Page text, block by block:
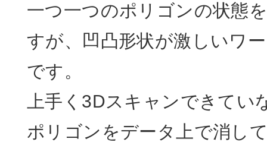
一つ一つのポリゴンの状態
すが、凹凸形状が激しいワ
です。
上手く3Dスキャンできて
ポリゴンをデータ上で消し